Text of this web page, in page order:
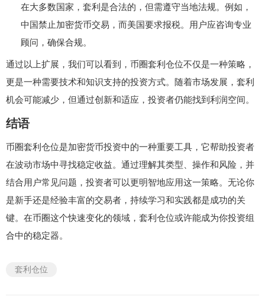
在大多数国家，套利是合法的，但需遵守当地法规。例如，
中国禁止加密货币交易，而美国要求报税。用户应咨询专业
顾问，确保合规。
通过以上扩展，我们可以看到，币圈套利仓位不仅是一种策略，
更是一种需要技术和知识支持的投资方式。随着市场发展，套利
机会可能减少，但通过创新和适应，投资者仍能找到利润空间。
结语
币圈套利仓位是加密货币投资中的一种重要工具，它帮助投资者
在波动市场中寻找稳定收益。通过理解其类型、操作和风险，并
结合用户常见问题，投资者可以更明智地应用这一策略。无论你
是新手还是经验丰富的交易者，持续学习和实践都是成功的关
键。在币圈这个快速变化的领域，套利仓位或许能成为你投资组
合中的稳定器。
套利仓位